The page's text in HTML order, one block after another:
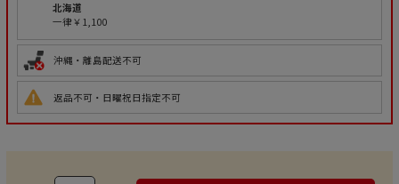
北海道
一律￥1,100
沖縄・離島配送不可
返品不可・日曜祝日指定不可